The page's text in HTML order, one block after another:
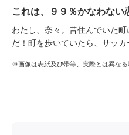
これは、９９％かなわな
わたし、奈々。昔住んでいた
だ！町を歩いていたら、サッカ
※画像は表紙及び帯等、実際とは異なる